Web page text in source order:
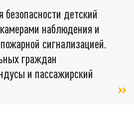
безопасности детский
наблюдения и
сигнализацией.
граждан
и пассажирский